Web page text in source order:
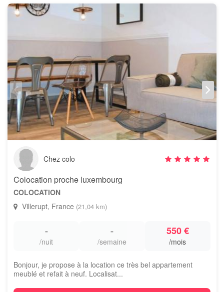
Chez colo
Colocation proche luxembourg
COLOCATION
Villerupt, France (21,04 km)
-
/nuit
-
/semaine
550 €
/mois
Bonjour, je propose à la location ce très bel appartement
meublé et refait à neuf. Localisat...